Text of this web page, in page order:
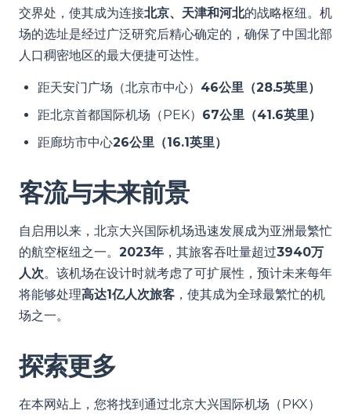
交界处，使其成为连接北京、天津和河北的战略枢纽。机
场的选址是经过广泛研究后精心确定的，确保了中国北部
人口稠密地区的最大便捷可达性。
距天安门广场（北京市中心） 46公里（28.5英里）
距北京首都国际机场（PEK） 67公里（41.6英里）
距廊坊市中心26公里（16.1英里）
客流与未来前景
自启用以来，北京大兴国际机场迅速发展成为亚洲最繁忙
的航空枢纽之一。 2023年 ，其旅客吞吐量超过3940万
人次。该机场在设计时就考虑了可扩展性，预计未来每年
将能够处理高达1亿人次旅客 ，使其成为全球最繁忙的机
场之一。
探索更多
在本网站上，您将找到通过北京大兴国际机场（PKX）